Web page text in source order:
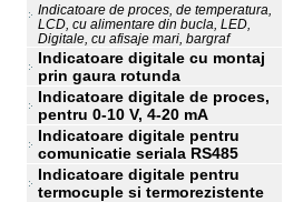
Indicatoare de proces, de temperatura,
LCD, cu alimentare din bucla, LED,
Digitale, cu afisaje mari, bargraf
Indicatoare digitale cu montaj
prin gaura rotunda
Indicatoare digitale de proces,
pentru 0-10 V, 4-20 mA
Indicatoare digitale pentru
comunicatie seriala RS485
Indicatoare digitale pentru
termocuple si termorezistente